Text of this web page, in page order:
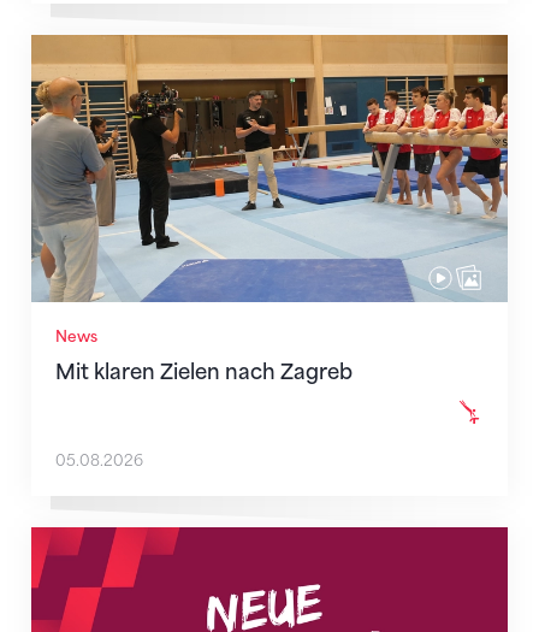
News
Mit klaren Zielen nach Zagreb
Mit klaren Zielen nach Zagreb
05.08.2026
Neue Empfangszeiten ab 1. August 2026